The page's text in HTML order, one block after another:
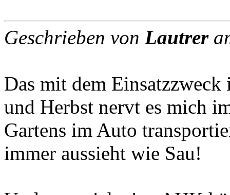
Geschrieben von Lautrer
Das mit dem
und Herbst nervt es mich
Gartens im Auto
immer aussieht wie Sau!